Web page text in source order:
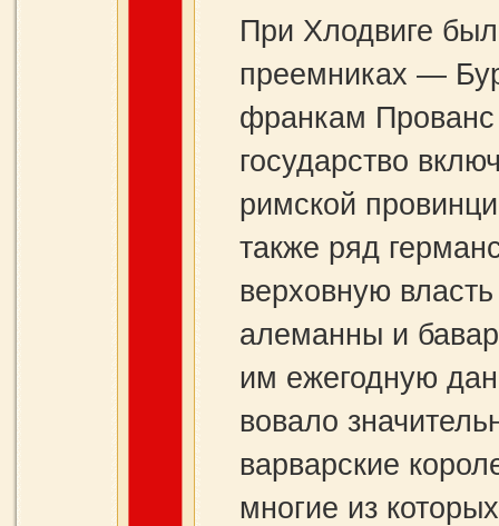
При Хлодвиге
преемниках —
франкам
государство
римской
также ряд
верховную
алеманны и
им ежегодную
вовало
варварские
многие из